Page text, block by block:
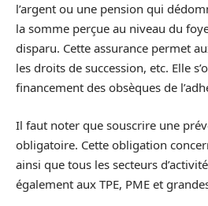
l’argent ou une pension qui
la somme perçue au niveau du
disparu. Cette assurance permet
les droits de succession, etc. Elle
financement des obsèques de
Il faut noter que souscrire une
obligatoire. Cette obligation
ainsi que tous les secteurs
également aux TPE, PME et